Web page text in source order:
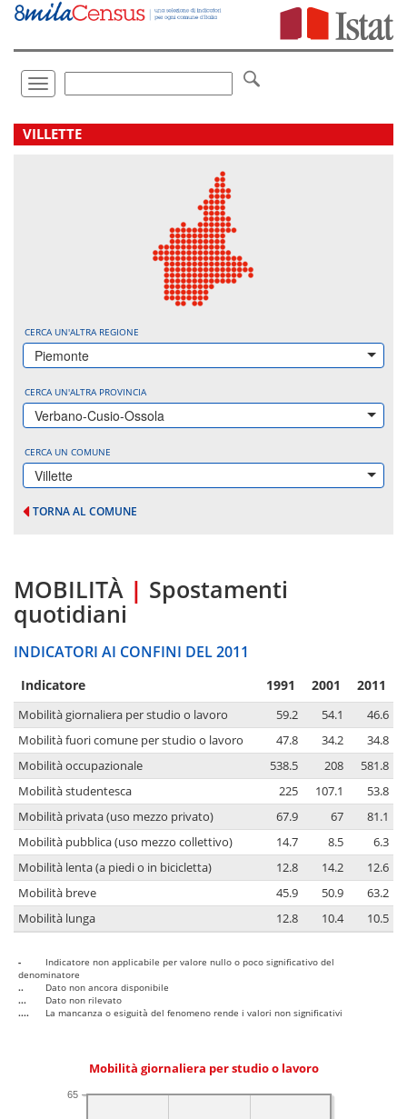
Vai
direttamente
Toggle
navigation
.
VILLETTE
CERCA UN'ALTRA REGIONE
Piemonte
CERCA UN'ALTRA PROVINCIA
Verbano-Cusio-Ossola
CERCA UN COMUNE
Villette
TORNA AL COMUNE
MOBILITÀ | Spostamenti
quotidiani
INDICATORI AI CONFINI DEL 2011
Indicatore 1991 2001 2011
Mobilità giornaliera per studio o lavoro 59.2 54.1
46.6
Mobilità fuori comune per studio o lavoro
47.8 34.2
34.8
Mobilità occupazionale
538.5 208
581.8
Mobilità studentesca
225 107.1
53.8
Mobilità privata (uso mezzo privato)
67.9 67
81.1
Mobilità pubblica (uso mezzo collettivo)
14.7 8.5
6.3
Mobilità lenta (a piedi o in bicicletta)
12.8 14.2
12.6
Mobilità breve
45.9 50.9
63.2
Mobilità lunga
12.8 10.4 10.5
-
Indicatore non applicabile per valore nullo o poco significativo del
denominatore
..
Dato non ancora disponibile
...
Dato non rilevato
....
La mancanza o esiguità del fenomeno rende i valori non significativi
Mobilità giornaliera per studio o lavoro
65